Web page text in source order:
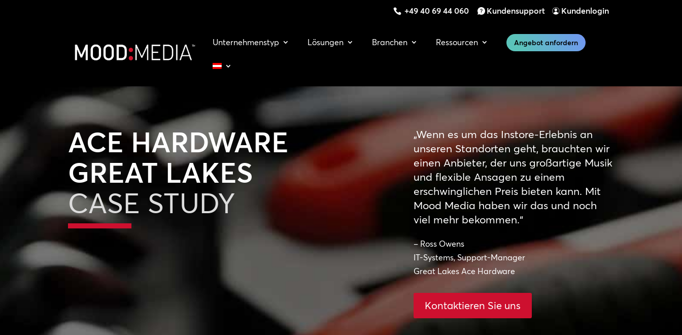
+49 40 69 44 060 Kundensupport Kundenlogin
Unternehmenstyp Lösungen Branchen Ressourcen Angebot anfordern
ACE HARDWARE
GREAT LAKES
CASE STUDY
„Wenn es um das Instore-Erlebnis an
unseren Standorten geht, brauchten wir
einen Anbieter, der uns großartige Musik
und flexible Ansagen zu einem
erschwinglichen Preis bieten kann. Mit
Mood Media haben wir das und noch
viel mehr bekommen.“
– Ross Owens
IT-Systems, Support-Manager
Great Lakes Ace Hardware
Kontaktieren Sie uns